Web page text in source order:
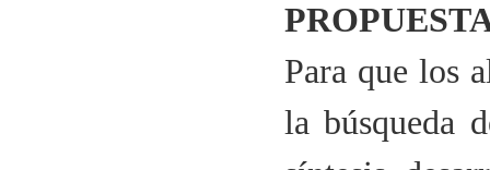
Para que los
la búsqueda